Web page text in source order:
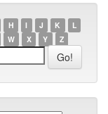
H I J K
L
W X Y Z